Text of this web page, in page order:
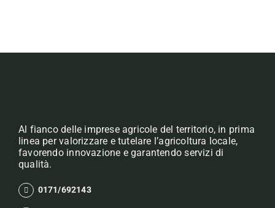
Al fianco delle imprese agricole del territorio, in prima
linea per valorizzare e tutelare l’agricoltura locale,
favorendo innovazione e garantendo servizi di
qualità.
0171/692143